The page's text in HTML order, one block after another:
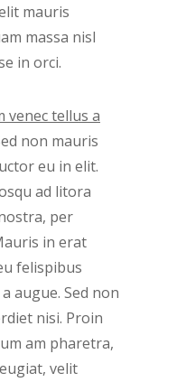
mauris
massa nisl
in orci.
venec tellus a
non mauris
eu in elit.
ad litora
per
in erat
felispibus
augue. Sed non
nisi. Proin
am pharetra,
velit